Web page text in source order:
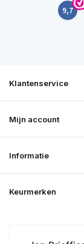
9,7
Klantenservice
Mijn account
Informatie
Keurmerken